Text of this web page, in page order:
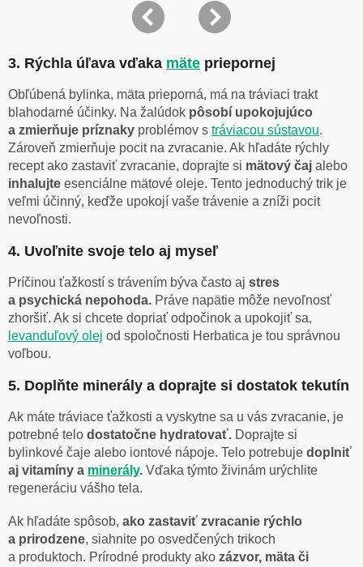
3. Rýchla úľava vďaka mäte priepornej
Obľúbená bylinka, mäta prieporná, má na tráviaci trakt
blahodarné účinky. Na žalúdok pôsobí upokojujúco
a zmierňuje príznaky problémov s tráviacou sústavou.
Zároveň zmierňuje pocit na zvracanie. Ak hľadáte rýchly
recept ako zastaviť zvracanie, doprajte si mätový čaj alebo
inhalujte esenciálne mätové oleje. Tento jednoduchý trik je
veľmi účinný, keďže upokojí vaše trávenie a zníži pocit
nevoľnosti.
4. Uvoľnite svoje telo aj myseľ
Príčinou ťažkostí s trávením býva často aj stres
a psychická nepohoda. Práve napätie môže nevoľnosť
zhoršiť. Ak si chcete dopriať odpočinok a upokojiť sa,
levanduľový olej od spoločnosti Herbatica je tou správnou
voľbou.
5. Doplňte minerály a doprajte si dostatok tekutín
Ak máte tráviace ťažkosti a vyskytne sa u vás zvracanie, je
potrebné telo dostatočne hydratovať. Doprajte si
bylinkové čaje alebo iontové nápoje. Telo potrebuje doplniť
aj vitamíny a minerály. Vďaka týmto živinám urýchlite
regeneráciu vášho tela.
Ak hľadáte spôsob, ako zastaviť zvracanie rýchlo
a prirodzene, siahnite po osvedčených trikoch
a produktoch. Prírodné produkty ako zázvor, mäta či